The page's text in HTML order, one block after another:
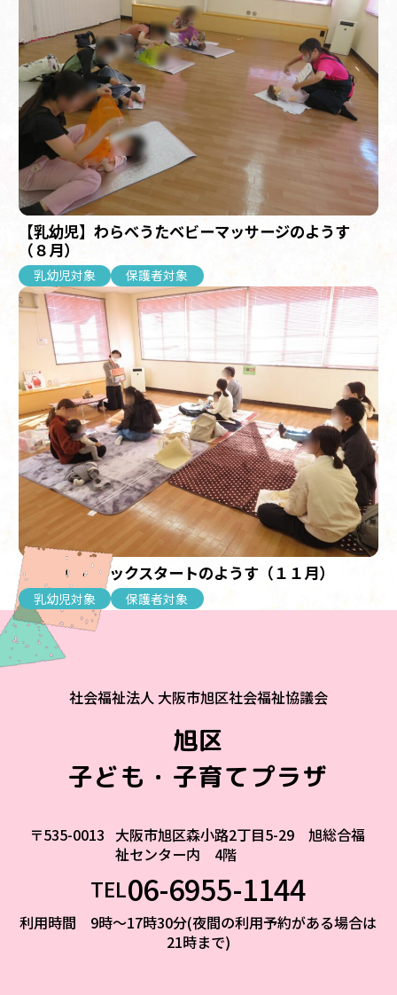
【乳幼児】わらべうたベビーマッサージのようす
（８月）
乳幼児対象 保護者対象
【乳幼児】ブックスタートのようす（１１月）
乳幼児対象 保護者対象
社会福祉法人 大阪市旭区社会福祉協議会
旭区
子ども・子育てプラザ
〒535-0013 大阪市旭区森小路2丁目5-29 旭総合福
祉センター内 4階
TEL06-6955-1144
利用時間 9時～17時30分(夜間の利用予約がある場合は
21時まで)